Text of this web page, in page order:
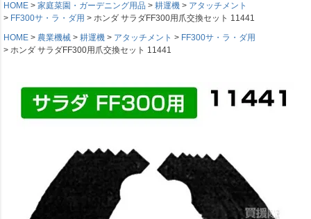
HOME
家庭菜園・ガーデニング用品 耕運機
アタッチメント
FF300サ・ラ・ダ用
ホンダ サラダFF300用爪交換セット 11441
HOME
農業機械 耕運機 アタッチメント
FF300サ・ラ・ダ用
ホンダ サラダFF300用爪交換セット 11441